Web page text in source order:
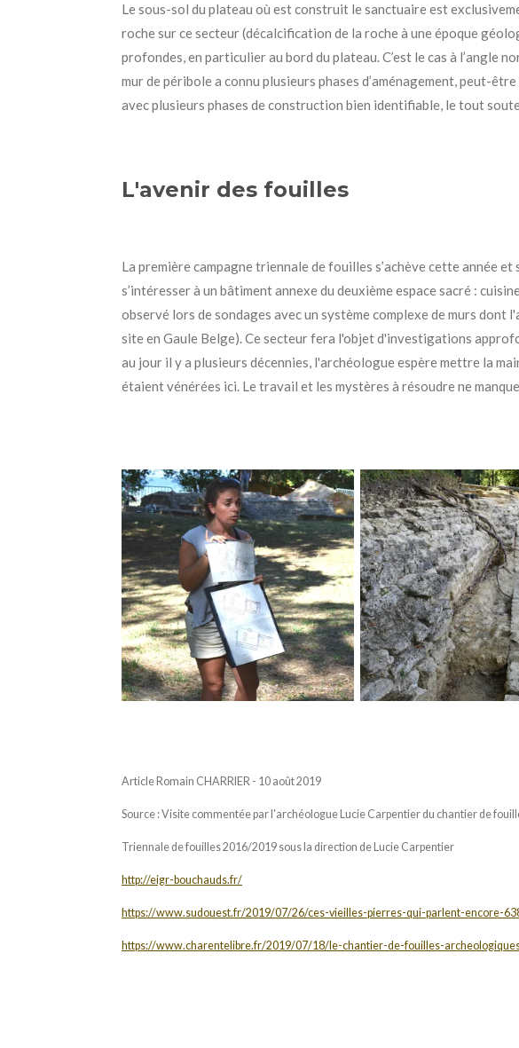
Le sous-sol du plateau où est construit le sanctuaire est
roche sur ce secteur (décalcification de la roche à une époque
profondes, en particulier au bord du plateau. C’est le cas à l’angle
mur de péribole a connu plusieurs phases d’aménagement, peut-
avec plusieurs phases de construction bien identifiable, le tout
L'avenir des fouilles
La première campagne triennale de fouilles s’achève cette année
s’intéresser à un bâtiment annexe du deuxième espace sacré :
observé lors de sondages avec un système complexe de murs
site en Gaule Belge). Ce secteur fera l'objet d'investigations
au jour il y a plusieurs décennies, l'archéologue espère mettre la
étaient vénérées ici. Le travail et les mystères à résoudre ne
Article Romain CHARRIER - 10 août 2019
Source : Visite commentée par l'archéologue Lucie Carpentier du chantier de
Triennale de fouilles 2016/2019 sous la direction de Lucie Carpentier
http://eigr-bouchauds.fr/
https://www.sudouest.fr/2019/07/26/ces-vieilles-pierres-qui-parlent-encore-
https://www.charentelibre.fr/2019/07/18/le-chantier-de-fouilles-